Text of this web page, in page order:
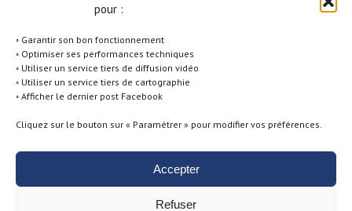
pour :
◦ Garantir son bon fonctionnement
◦ Optimiser ses performances techniques
◦ Utiliser un service tiers de diffusion vidéo
◦ Utiliser un service tiers de cartographie
◦ Afficher le dernier post Facebook
Cliquez sur le bouton sur « Paramétrer » pour modifier vos préférences.
Accepter
Refuser
Conditions générales d'utilisation -